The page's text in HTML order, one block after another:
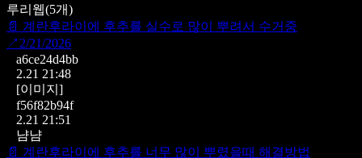
루리웹(5개)
📄 계란후라이에 후추를 실수로 많이 뿌려서 수거중
↗ 2/21/2026
a6ce24d4bb
2.21 21:48
[이미지]
f56f82b94f
2.21 21:51
냠냠
📄 계란후라이에 후추를 너무 많이 뿌렸을때 해결방법